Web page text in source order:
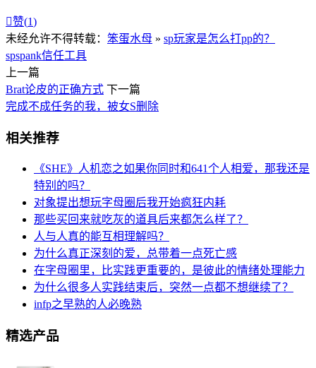
赞(1)
未经允许不得转载： 笨蛋水母 » sp玩家是怎么打pp的？
spspank信任工具
上一篇
Brat论皮的正确方式 下一篇
完成不成任务的我，被女S删除
相关推荐
《SHE》人机恋之如果你同时和641个人相爱，那我还是
特别的吗？
对象提出想玩字母圈后我开始疯狂内耗
那些买回来就吃灰的道具后来都怎么样了？
人与人真的能互相理解吗？
为什么真正深刻的爱，总带着一点死亡感
在字母圈里，比实践更重要的，是彼此的情绪处理能力
为什么很多人实践结束后，突然一点都不想继续了？
infp之早熟的人必晚熟
精选产品